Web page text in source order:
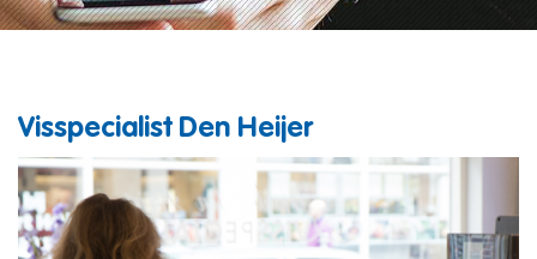
Visspecialist Den Heijer